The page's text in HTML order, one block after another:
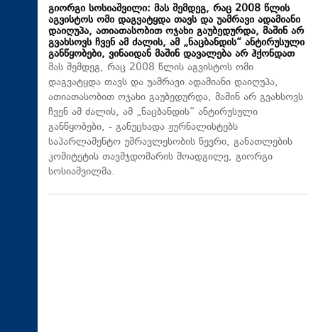
გიორგი სოსიაშვილი: მას შემდეგ, რაც 2008 წლის
აგვისტოს ომი დაგვატყდა თავს და უამრავი ადამიანი
დაიღუპა, ათიათასობით ოჯახი გაუბედურდა, მაშინ არ
გვახსოვს ჩვენ ამ ძალის, ამ „ნაცბანდის“ ანტირუსული
განწყობები, ვინაიდან მაშინ დავალება არ ჰქონდათ
მას შემდეგ, რაც 2008 წლის აგვისტოს ომი
დაგვატყდა თავს და უამრავი ადამიანი დაიღუპა,
ათიათასობით ოჯახი გაუბედურდა, მაშინ არ გვახსოვს
ჩვენ ამ ძალის, ამ „ნაცბანდის“ ანტირუსული
განწყობები, - განუცხადა ჟურნალისტებს
საპარლამენტო უმრავლესობის წევრი, განათლების
კომიტეტის თავმჯდომარის მოადგილე, გიორგი
სოსიაშვილმა.